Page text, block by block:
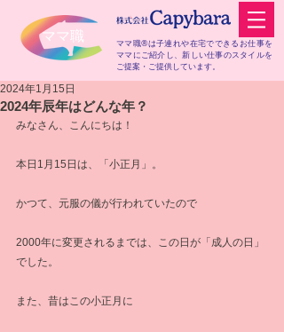
​ママ職
ママ職®は子連れや在宅でできるお仕事を
ママにご紹介し、新しい仕事のスタイルを
ご提案・ご提供しています。
2024年辰年はどんな年？
2024年1月15日
みなさん、こんにちは！
本日1月15日は、「小正月」。
かつて、元服の儀が行われていたので
2000年に変更されるまでは、この日が「成人の日」
でした。
また、昔はこの小正月に